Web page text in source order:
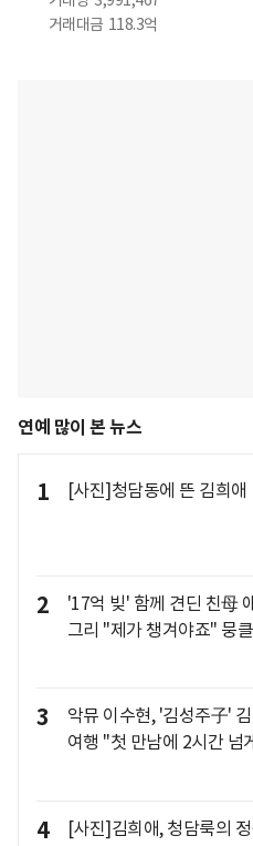
거래대금 118.3억
연예 많이 본 뉴스
1 [사진]청담동에 뜬 김희애
2
'17억 빚' 함께 견딘 친母
그리 "제가 챙겨야죠" 뭉클
3
악뮤 이수현, '김성주子'
여행 "첫 만남에 2시간 넘
4 [사진]김희애, 청담룩의